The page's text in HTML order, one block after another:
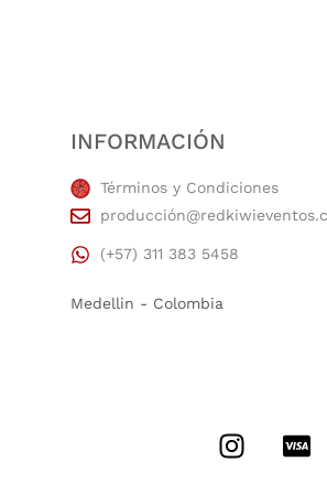
INFORMACIÓN
Términos y Condiciones
(+57) 311 383 5458
Medellin - Colombia